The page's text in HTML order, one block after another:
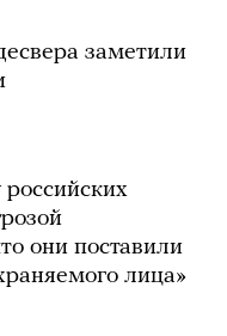
заметили
они поставили
лица»